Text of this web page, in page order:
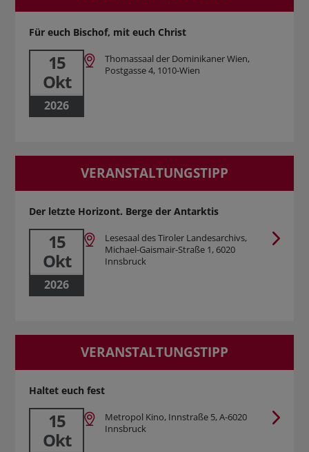
Für euch Bischof, mit euch Christ
15
Okt
2026
Thomassaal der Dominikaner Wien,
Postgasse 4, 1010-Wien
VERANSTALTUNGSTIPP
Der letzte Horizont. Berge der Antarktis
15
Okt
2026
Lesesaal des Tiroler Landesarchivs,
Michael-Gaismair-Straße 1, 6020
Innsbruck
VERANSTALTUNGSTIPP
Haltet euch fest
15
Okt
Metropol Kino, Innstraße 5, A-6020
Innsbruck